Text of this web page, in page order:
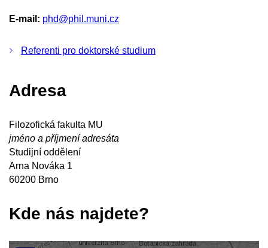
E-mail: phd@phil.muni.cz
Referenti pro doktorské studium
Adresa
Filozofická fakulta MU
jméno a příjmení adresáta
Studijní oddělení
Arna Nováka 1
60200 Brno
Kde nás najdete?